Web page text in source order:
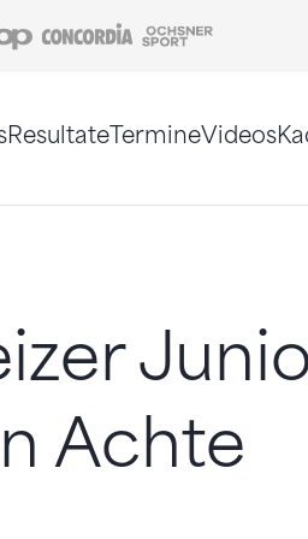
Coop Concordia
ResultateTermineVideos
Achte